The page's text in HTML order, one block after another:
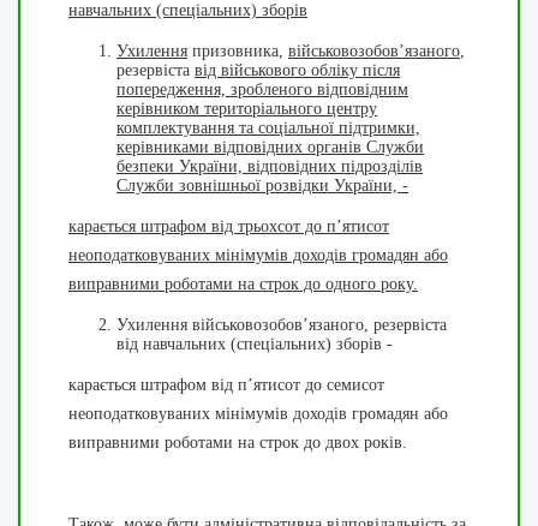
навчальних (спеціальних) зборів
Ухилення призовника, військовозобов’язаного,
резервіста від військового обліку після
попередження, зробленого відповідним
керівником територіального центру
комплектування та соціальної підтримки,
керівниками відповідних органів Служби
безпеки України, відповідних підрозділів
Служби зовнішньої розвідки України, -
карається штрафом від трьохсот до п’ятисот
неоподатковуваних мінімумів доходів громадян або
виправними роботами на строк до одного року.
Ухилення військовозобов’язаного, резервіста
від навчальних (спеціальних) зборів -
карається штрафом від п’ятисот до семисот
неоподатковуваних мінімумів доходів громадян або
виправними роботами на строк до двох років.